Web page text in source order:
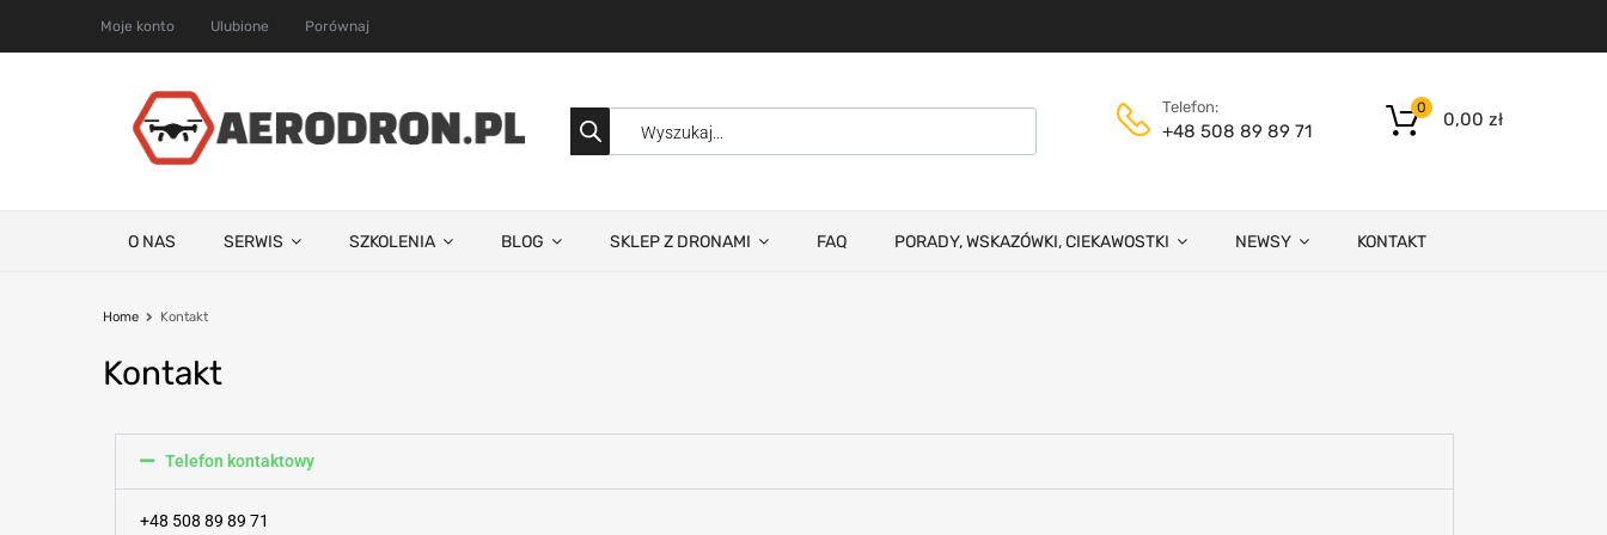
Moje konto Ulubione Porównaj
Telefon:
+48 508 89 89 71
0,00 zł
0
O NAS SERWIS SZKOLENIA BLOG SKLEP Z DRONAMI FAQ PORADY, WSKAZÓWKI, CIEKAWOSTKI NEWSY KONTAKT
Home Kontakt
Kontakt
Telefon kontaktowy
+48 508 89 89 71